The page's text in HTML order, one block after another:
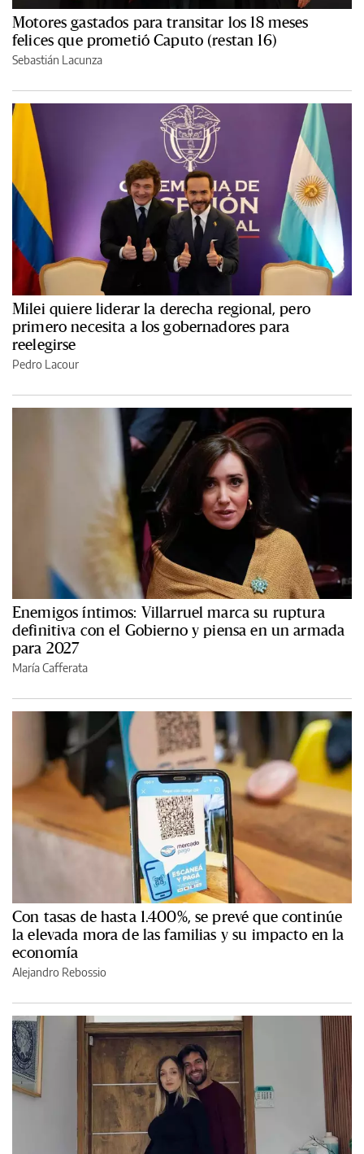
Motores gastados para transitar los 18 meses
felices que prometió Caputo (restan 16)
Sebastián Lacunza
Milei quiere liderar la derecha regional, pero
primero necesita a los gobernadores para
reelegirse
Pedro Lacour
Enemigos íntimos: Villarruel marca su ruptura
definitiva con el Gobierno y piensa en un armada
para 2027
María Cafferata
Con tasas de hasta 1.400%, se prevé que continúe
la elevada mora de las familias y su impacto en la
economía
Alejandro Rebossio